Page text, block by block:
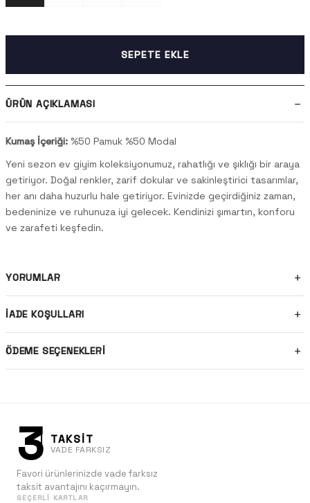
SEPETE EKLE
ÜRÜN AÇIKLAMASI
Kumaş İçeriği: %50 Pamuk %50 Modal
Yeni sezon ev giyim koleksiyonumuz, rahatlığı ve şıklığı bir araya
getiriyor. Doğal renkler, zarif dokular ve sakinleştirici tasarımlar,
her anı daha huzurlu hale getiriyor. Evinizde geçirdiğiniz zaman,
bedeninize ve ruhunuza iyi gelecek. Kendinizi şımartın, konforu
ve zarafeti keşfedin.
YORUMLAR
İADE KOŞULLARI
ÖDEME SEÇENEKLERI
3 TAKSİT
VADE FARKSIZ
Favori ürünlerinizde vade farksız
taksit avantajını kaçırmayın.
GEÇERLI KARTLAR